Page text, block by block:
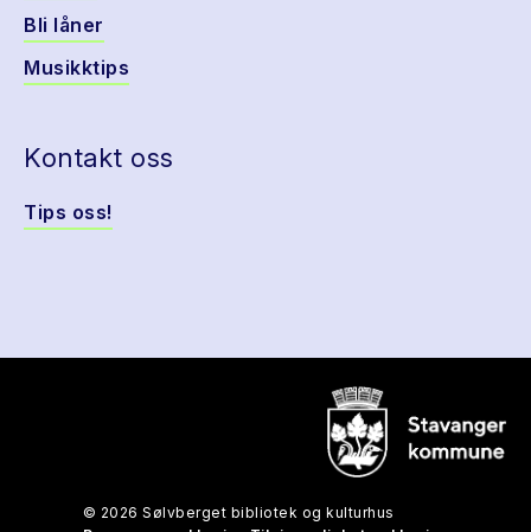
Bli låner
Musikktips
Kontakt oss
Tips oss!
© 2026 Sølvberget bibliotek og kulturhus